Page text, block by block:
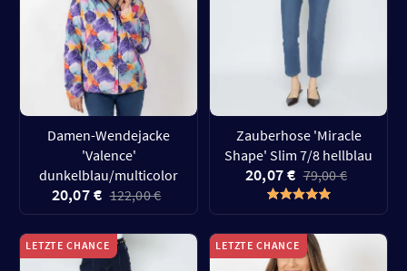
Damen-Wendejacke
'Valence'
dunkelblau/multicolor
20,07 € 122,00 €
Zauberhose 'Miracle
Shape' Slim 7/8 hellblau
20,07 € 79,00 €
LETZTE CHANCE LETZTE CHANCE